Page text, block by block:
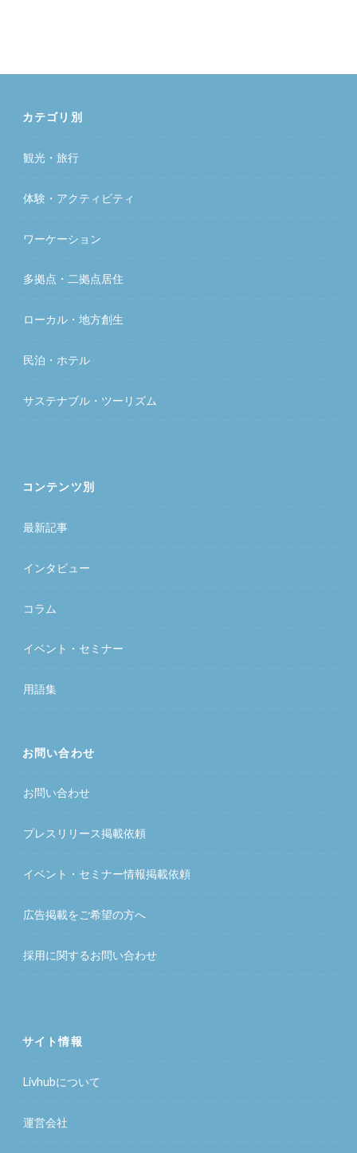
カテゴリ別
観光・旅行
体験・アクティビティ
ワーケーション
多拠点・二拠点居住
ローカル・地方創生
民泊・ホテル
サステナブル・ツーリズム
コンテンツ別
最新記事
インタビュー
コラム
イベント・セミナー
用語集
お問い合わせ
お問い合わせ
プレスリリース掲載依頼
イベント・セミナー情報掲載依頼
広告掲載をご希望の方へ
採用に関するお問い合わせ
サイト情報
Livhubについて
運営会社